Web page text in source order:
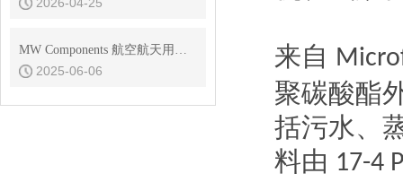
MW Components 航空航天用精密联轴器
2025-06-06 来自
聚碳酸酯
括污水、
料由 17-4